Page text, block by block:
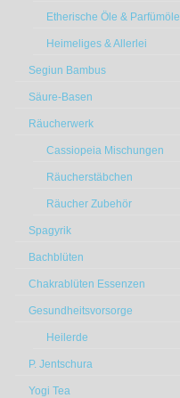
Etherische Öle & Parfümöle
Heimeliges & Allerlei
Segiun Bambus
Säure-Basen
Räucherwerk
Cassiopeia Mischungen
Räucherstäbchen
Räucher Zubehör
Spagyrik
Bachblüten
Chakrablüten Essenzen
Gesundheitsvorsorge
Heilerde
P. Jentschura
Yogi Tea